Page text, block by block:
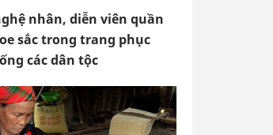
nhân, diễn viên quần
sắc trong trang phục
các dân tộc